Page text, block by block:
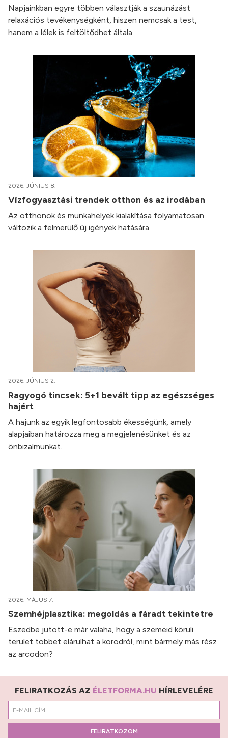
Napjainkban egyre többen választják a szaunázást
relaxációs tevékenységként, hiszen nemcsak a test,
hanem a lélek is feltöltődhet általa.
2026. JÚNIUS 8.
Vízfogyasztási trendek otthon és az irodában
Az otthonok és munkahelyek kialakítása folyamatosan
változik a felmerülő új igények hatására.
2026. JÚNIUS 2.
Ragyogó tincsek: 5+1 bevált tipp az egészséges
hajért
A hajunk az egyik legfontosabb ékességünk, amely
alapjaiban határozza meg a megjelenésünket és az
önbizalmunkat.
2026. MÁJUS 7.
Szemhéjplasztika: megoldás a fáradt tekintetre
Eszedbe jutott-e már valaha, hogy a szemeid körüli
terület többet elárulhat a korodról, mint bármely más rész
az arcodon?
FELIRATKOZÁS AZ ÉLETFORMA.HU HÍRLEVELÉRE
FELIRATKOZOM